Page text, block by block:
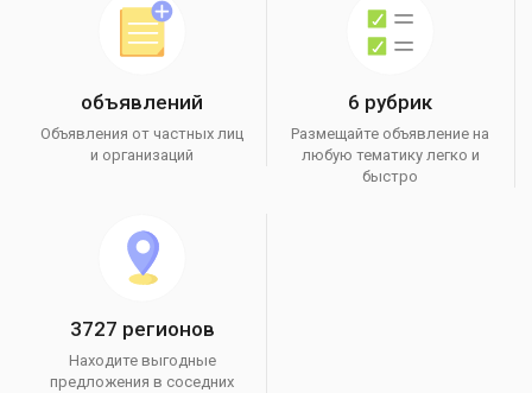
объявлений
Объявления от частных лиц
и организаций
6 рубрик
Размещайте объявление на
любую тематику легко и
быстро
3727 регионов
Находите выгодные
предложения в соседних